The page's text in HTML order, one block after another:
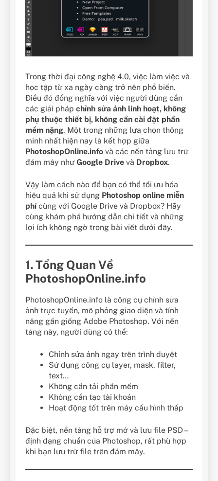
Trong thời đại công nghệ 4.0, việc làm việc và
học tập từ xa ngày càng trở nên phổ biến.
Điều đó đồng nghĩa với việc người dùng cần
các giải pháp chỉnh sửa ảnh linh hoạt, không
phụ thuộc thiết bị, không cần cài đặt phần
mềm nặng. Một trong những lựa chọn thông
minh nhất hiện nay là kết hợp giữa
PhotoshopOnline.info và các nền tảng lưu trữ
đám mây nhưGoogle Drive và Dropbox.
Vậy làm cách nào để bạn có thể tối ưu hóa
hiệu quả khi sử dụng Photoshop online miễn
phícùng với Google Drive và Dropbox? Hãy
cùng khám phá hướng dẫn chi tiết và những
lợi ích không ngờ trong bài viết dưới đây.
1. Tổng Quan Về
PhotoshopOnline.info
PhotoshopOnline.info là công cụ chỉnh sửa
ảnh trực tuyến, mô phỏng giao diện và tính
năng gần giống Adobe Photoshop. Với nền
tảng này, người dùng có thể:
Chỉnh sửa ảnh ngay trên trình duyệt
Sử dụng công cụ layer, mask, filter,
text…
Không cần tải phần mềm
Không cần tạo tài khoản
Hoạt động tốt trên máy cấu hình thấp
Đặc biệt, nền tảng hỗ trợ mở và lưu file PSD –
định dạng chuẩn của Photoshop, rất phù hợp
khi bạn lưu trữ file trên đám mây.